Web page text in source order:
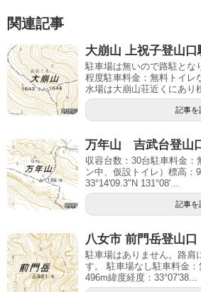
関連記事
大崩山 上祝子登山口
駐車場は無いので路駐とな
程度駐車料金：無料トイレ
水場は大崩山荘近くにあり
記事を
万年山 吉武台登山
収容台数：30台駐車料金
ン中、仮設トイレ）標高：
33°14'09.3"N 131°08'...
記事を
八女市 前門岳登山口
駐車場はありません。路肩
す。 駐車場なし駐車料金：
496m緯度経度：33°07'38...